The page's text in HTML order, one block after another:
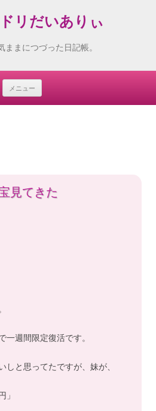
リだいありぃ
ままにつづった日記帳。
メニュー
Skip
見てきた
一週間限定復活です。
しと思ってたですが、妹が、
」